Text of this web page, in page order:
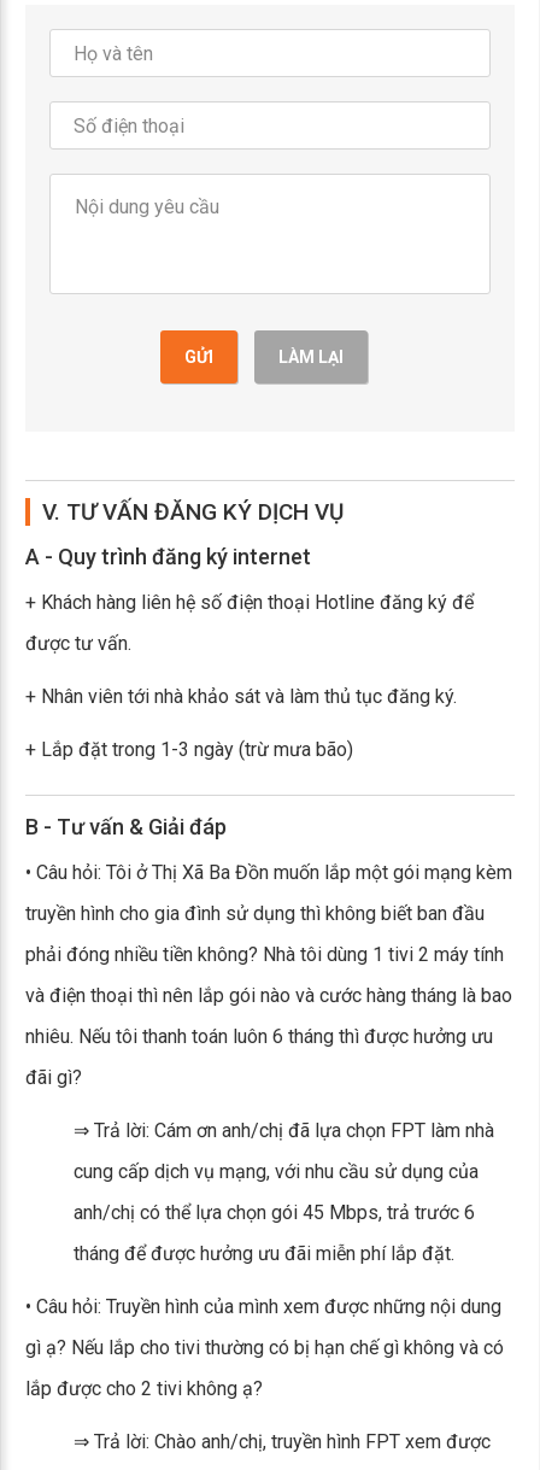
GỬI LÀM LẠI
V. TƯ VẤN ĐĂNG KÝ DỊCH VỤ
A - Quy trình đăng ký internet
+ Khách hàng liên hệ số điện thoại Hotline đăng ký để
được tư vấn.
+ Nhân viên tới nhà khảo sát và làm thủ tục đăng ký.
+ Lắp đặt trong 1-3 ngày (trừ mưa bão)
B - Tư vấn & Giải đáp
• Câu hỏi: Tôi ở Thị Xã Ba Đồn muốn lắp một gói mạng kèm
truyền hình cho gia đình sử dụng thì không biết ban đầu
phải đóng nhiều tiền không? Nhà tôi dùng 1 tivi 2 máy tính
và điện thoại thì nên lắp gói nào và cước hàng tháng là bao
nhiêu. Nếu tôi thanh toán luôn 6 tháng thì được hưởng ưu
đãi gì?
⇒ Trả lời: Cám ơn anh/chị đã lựa chọn FPT làm nhà
cung cấp dịch vụ mạng, với nhu cầu sử dụng của
anh/chị có thể lựa chọn gói 45 Mbps, trả trước 6
tháng để được hưởng ưu đãi miễn phí lắp đặt.
• Câu hỏi: Truyền hình của mình xem được những nội dung
gì ạ? Nếu lắp cho tivi thường có bị hạn chế gì không và có
lắp được cho 2 tivi không ạ?
⇒ Trả lời: Chào anh/chị, truyền hình FPT xem được